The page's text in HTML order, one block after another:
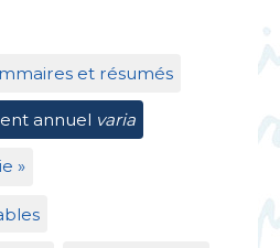
et résumés
annuel varia
»